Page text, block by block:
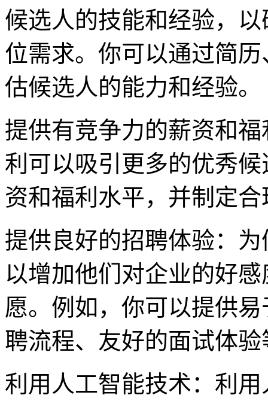
候选人的技能和经验，
位需求。你可以通过简
估候选人的能力和经验。
提供有竞争力的薪资和
利可以吸引更多的优秀
资和福利水平，并制定
提供良好的招聘体验：
以增加他们对企业的好
愿。例如，你可以提供
聘流程、友好的面试体验
利用人工智能技术：利